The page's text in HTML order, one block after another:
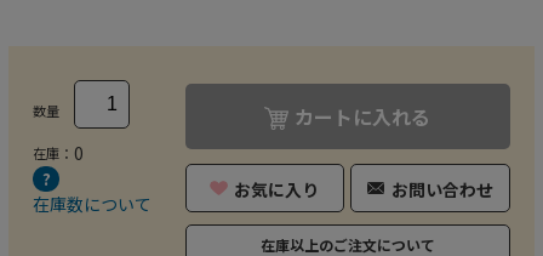
数量
在庫： 0
在庫数について
カートに入れる
お気に入り お問い合わせ
在庫以上のご注文について